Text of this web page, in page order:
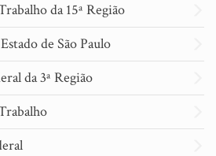
da 15ª Região
de São Paulo
da 3ª Região